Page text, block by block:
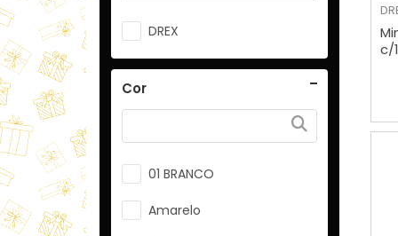
DREX
Cor
01 BRANCO
Amarelo
c/